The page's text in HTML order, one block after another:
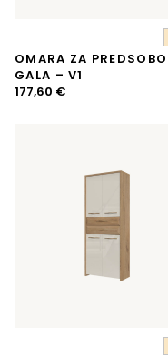
OMARA ZA PREDSOBO
GALA – V1
177,60 €